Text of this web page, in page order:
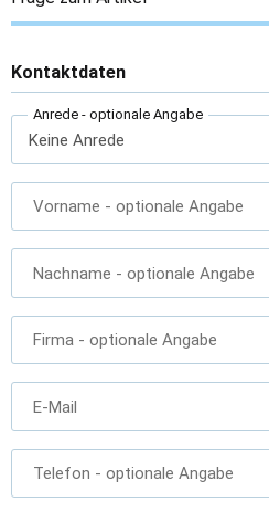
Kontaktdaten
Anrede - optionale Angabe
Vorname - optionale Angabe
Nachname - optionale Angabe
Firma - optionale Angabe
E-Mail
Telefon - optionale Angabe